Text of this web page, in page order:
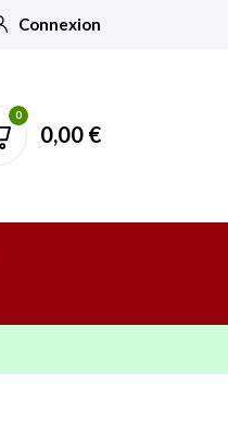
Connexion
0
0,00 €